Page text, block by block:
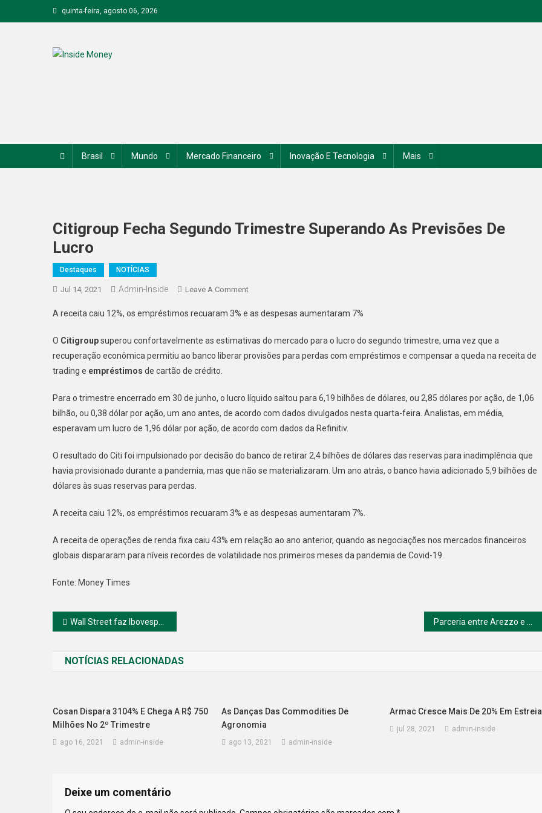
to
quinta-feira, agosto 06, 2026
Brasil Mundo Mercado Financeiro Inovação E Tecnologia Mais
Citigroup Fecha Segundo Trimestre Superando As Previsões De
Lucro
Destaques NOTÍCIAS
Jul 14, 2021 Admin-Inside Leave A CommentOn
Fecha
Trimestre
Superando
De
Lucro
A receita caiu 12%, os empréstimos recuaram 3% e as despesas aumentaram 7%
O Citigroupsuperou confortavelmente as estimativas do mercado para o lucro do segundo trimestre, uma vez que a
recuperação econômica permitiu ao banco liberar provisões para perdas com empréstimos e compensar a queda na receita de
trading e empréstimos de cartão de crédito.
Para o trimestre encerrado em 30 de junho, o lucro líquido saltou para 6,19 bilhões de dólares, ou 2,85 dólares por ação, de 1,06
bilhão, ou 0,38 dólar por ação, um ano antes, de acordo com dados divulgados nesta quarta-feira. Analistas, em média,
esperavam um lucro de 1,96 dólar por ação, de acordo com dados da Refinitiv.
O resultado do Citi foi impulsionado por decisão do banco de retirar 2,4 bilhões de dólares das reservas para inadimplência que
havia provisionado durante a pandemia, mas que não se materializaram. Um ano atrás, o banco havia adicionado 5,9 bilhões de
dólares às suas reservas para perdas.
A receita caiu 12%, os empréstimos recuaram 3% e as despesas aumentaram 7%.
A receita de operações de renda fixa caiu 43% em relação ao ano anterior, quando as negociações nos mercados financeiros
globais dispararam para níveis recordes de volatilidade nos primeiros meses da pandemia de Covid-19.
Fonte: Money Times
Navegação
Post
Wall Street faz Ibovespa reduzir alta com virada e dólar segue em forte queda a R$ 5,08
NOTÍCIAS RELACIONADAS
Cosan Dispara 3104% E Chega A R$ 750
Milhões No 2º Trimestre
ago 16, 2021 admin-inside
As Danças Das Commodities De
Agronomia
ago 13, 2021 admin-inside
Armac Cresce Mais De 20% Em Estreia
jul 28, 2021 admin-inside
Deixe um comentário